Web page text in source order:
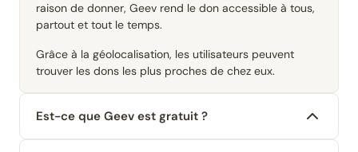
raison de donner, Geev rend le don accessible à tous,
partout et tout le temps.
Grâce à la géolocalisation, les utilisateurs peuvent
trouver les dons les plus proches de chez eux.
Est-ce que Geev est gratuit ?